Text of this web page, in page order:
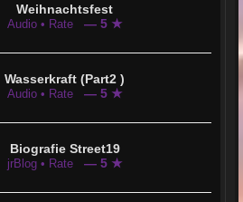
Weihnachtsfest
Audio • Rate — 5 ★
Wasserkraft (Part2 )
Audio • Rate — 5 ★
Biografie Street19
jrBlog • Rate — 5 ★